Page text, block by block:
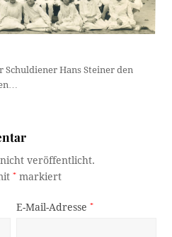
Schuldiener Hans Steiner den
veröffentlicht.
* markiert
E-Mail-Adresse*